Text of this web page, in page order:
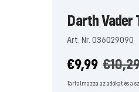
Darth Vader
Art. Nr. 036029090
Ajánlati
ár
€9,99
áron
Tartalmazza az adókat és a